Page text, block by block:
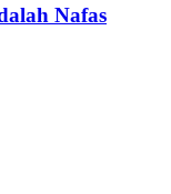
Nafas